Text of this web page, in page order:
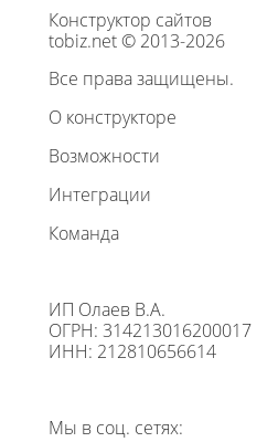
Конструктор сайтов
tobiz.net © 2013-2026
Все права защищены.
О конструкторе
Возможности
Интеграции
Команда
ИП Олаев В.А.
ОГРН: 314213016200017
ИНН: 212810656614
Мы в соц. сетях: